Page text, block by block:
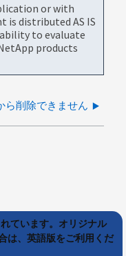
or with
is distributed AS IS
to evaluate
products
ら削除できません
ています。オリジナル
は、英語版をご利用くだ